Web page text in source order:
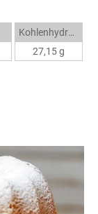
Kohlenhydrate
27,15 g